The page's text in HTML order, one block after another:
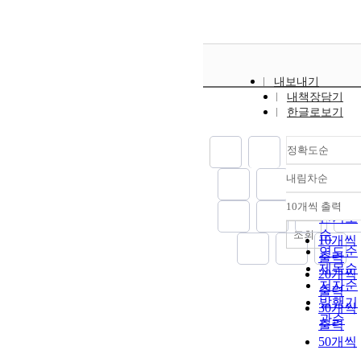
내보내기
내책장담기
한글로보기
정확도순
정확도
순
인기도
순
연도순
제목순
저자순
발행기
관순
내림차순
내림차
10개씩 출력
10개씩
출력
20개씩
출력
30개씩
출력
50개씩
조회